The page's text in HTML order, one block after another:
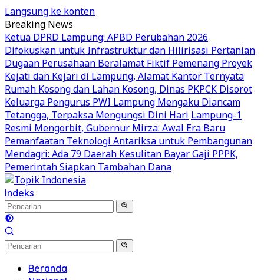
Langsung ke konten
Breaking News
Ketua DPRD Lampung: APBD Perubahan 2026
Difokuskan untuk Infrastruktur dan Hilirisasi Pertanian
Dugaan Perusahaan Beralamat Fiktif Pemenang Proyek
Kejati dan Kejari di Lampung, Alamat Kantor Ternyata
Rumah Kosong dan Lahan Kosong, Dinas PKPCK Disorot
Keluarga Pengurus PWI Lampung Mengaku Diancam
Tetangga, Terpaksa Mengungsi Dini Hari Lampung-1
Resmi Mengorbit, Gubernur Mirza: Awal Era Baru
Pemanfaatan Teknologi Antariksa untuk Pembangunan
Mendagri: Ada 79 Daerah Kesulitan Bayar Gaji PPPK,
Pemerintah Siapkan Tambahan Dana
Indeks
Beranda